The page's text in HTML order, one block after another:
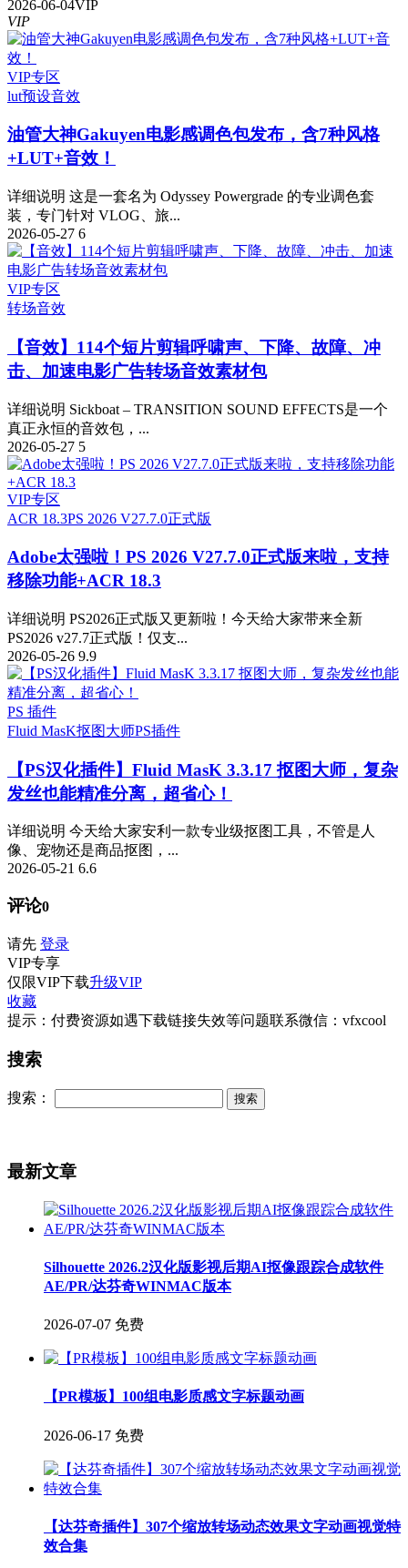
2026-06-04VIP
VIP
VIP专区
lut预设音效
油管大神Gakuyen电影感调色包发布，含7种风格
+LUT+音效！
详细说明 这是一套名为 Odyssey Powergrade 的专业调色套
装，专门针对 VLOG、旅...
2026-05-27 6
VIP专区
转场音效
【音效】114个短片剪辑呼啸声、下降、故障、冲
击、加速电影广告转场音效素材包
详细说明 Sickboat – TRANSITION SOUND EFFECTS是一个
真正永恒的音效包，...
2026-05-27 5
VIP专区
ACR 18.3PS 2026 V27.7.0正式版
Adobe太强啦！PS 2026 V27.7.0正式版来啦，支持
移除功能+ACR 18.3
详细说明 PS2026正式版又更新啦！今天给大家带来全新
PS2026 v27.7正式版！仅支...
2026-05-26 9.9
PS 插件
Fluid MasK抠图大师PS插件
【PS汉化插件】Fluid MasK 3.3.17 抠图大师，复杂
发丝也能精准分离，超省心！
详细说明 今天给大家安利一款专业级抠图工具，不管是人
像、宠物还是商品抠图，...
2026-05-21 6.6
评论0
请先 登录
VIP专享
仅限VIP下载升级VIP
收藏
提示：付费资源如遇下载链接失效等问题联系微信：vfxcool
搜索
搜索：
最新文章
Silhouette 2026.2汉化版影视后期AI抠像跟踪合成软件
AE/PR/达芬奇WINMAC版本
2026-07-07 免费
【PR模板】100组电影质感文字标题动画
2026-06-17 免费
【达芬奇插件】307个缩放转场动态效果文字动画视觉特
效合集